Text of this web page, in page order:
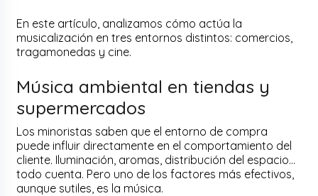
En este artículo, analizamos cómo actúa la
musicalización en tres entornos distintos: comercios,
tragamonedas y cine.
Música ambiental en tiendas y
supermercados
Los minoristas saben que el entorno de compra
puede influir directamente en el comportamiento del
cliente. Iluminación, aromas, distribución del espacio…
todo cuenta. Pero uno de los factores más efectivos,
aunque sutiles, es la música.